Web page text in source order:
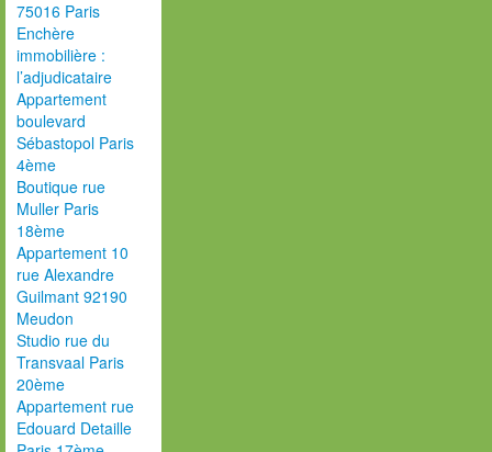
75016 Paris
Enchère
immobilière :
l’adjudicataire
Appartement
boulevard
Sébastopol Paris
4ème
Boutique rue
Muller Paris
18ème
Appartement 10
rue Alexandre
Guilmant 92190
Meudon
Studio rue du
Transvaal Paris
20ème
Appartement rue
Edouard Detaille